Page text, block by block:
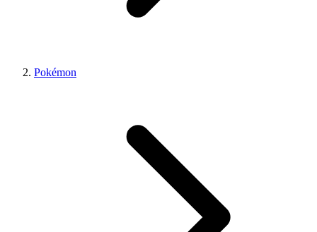
Pokémon